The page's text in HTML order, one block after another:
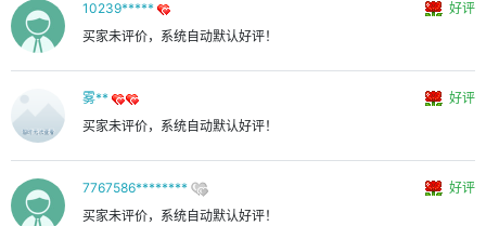
10239*****
好评
买家未评价，系统自动默认好评！
雾**
好评
买家未评价，系统自动默认好评！
7767586********
好评
买家未评价，系统自动默认好评！